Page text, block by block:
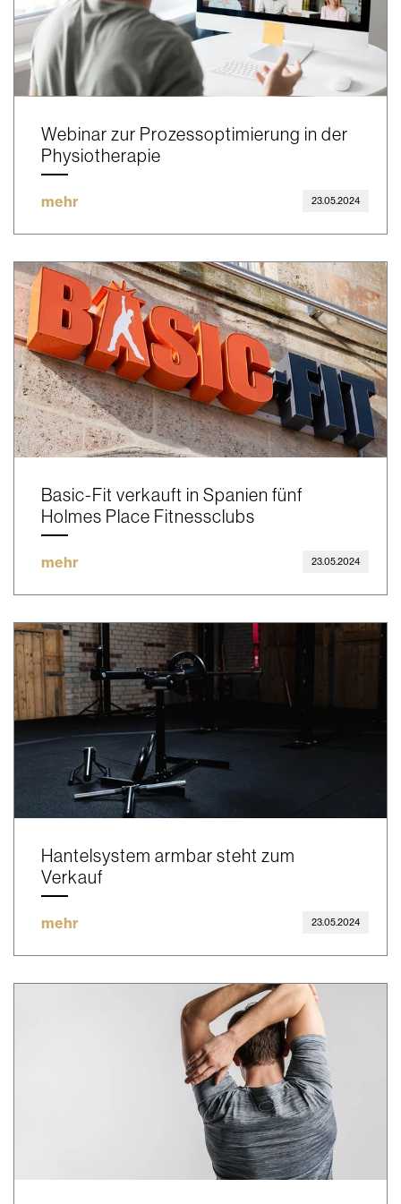
Webinar zur Prozessoptimierung in der
Physiotherapie
mehr 23.05.2024
Basic-Fit verkauft in Spanien fünf
Holmes Place Fitnessclubs
mehr 23.05.2024
Hantelsystem armbar steht zum
Verkauf
mehr 23.05.2024